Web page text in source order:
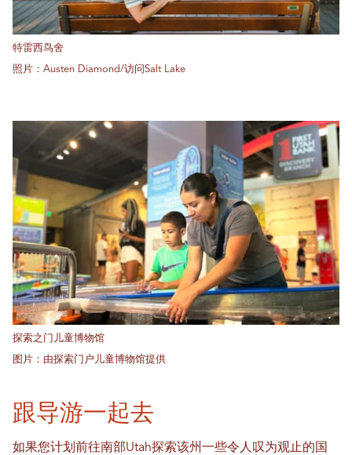
特雷西鸟舍
照片：Austen Diamond/访问Salt Lake
探索之门儿童博物馆
图片：由探索门户儿童博物馆提供
跟导游一起去
如果您计划前往南部Utah探索该州一些令人叹为观止的国